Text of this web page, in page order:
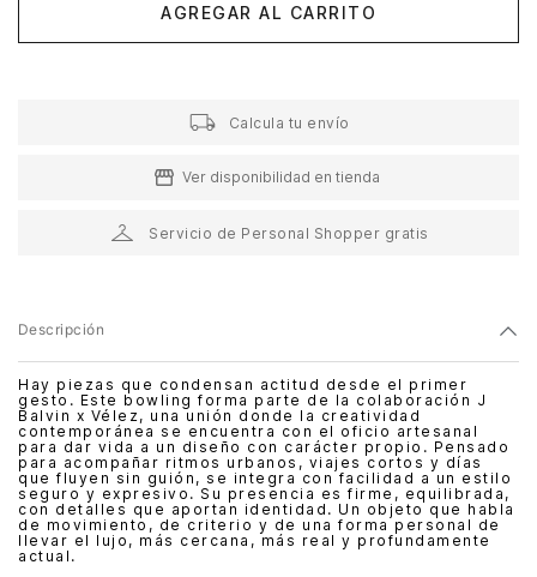
AGREGAR AL CARRITO
Calcula tu envío
Ver disponibilidad en tienda
Servicio de Personal Shopper gratis
Descripción
Hay piezas que condensan actitud desde el primer
gesto. Este bowling forma parte de la colaboración J
Balvin x Vélez, una unión donde la creatividad
contemporánea se encuentra con el oficio artesanal
para dar vida a un diseño con carácter propio. Pensado
para acompañar ritmos urbanos, viajes cortos y días
que fluyen sin guión, se integra con facilidad a un estilo
seguro y expresivo. Su presencia es firme, equilibrada,
con detalles que aportan identidad. Un objeto que habla
de movimiento, de criterio y de una forma personal de
llevar el lujo, más cercana, más real y profundamente
actual.